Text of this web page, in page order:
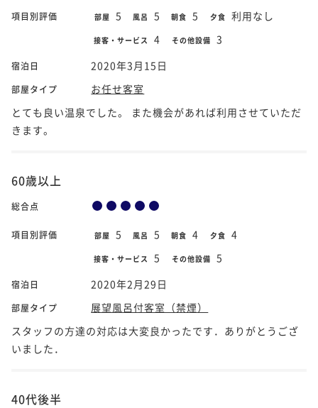
項目別評価 部屋 5 風呂 5 朝食 5 夕食 利用なし
接客・サービス 4 その他設備 3
宿泊日 2020年3月15日
部屋タイプ
お任せ客室
とても良い温泉でした。 また機会があれば利用させていただ
きます。
60歳以上
総合点
項目別評価 部屋 5 風呂 5 朝食 4 夕食 4
接客・サービス 5 その他設備 5
宿泊日 2020年2月29日
部屋タイプ
展望風呂付客室（禁煙）
スタッフの方達の対応は大変良かったです．ありがとうござ
いました．
40代後半